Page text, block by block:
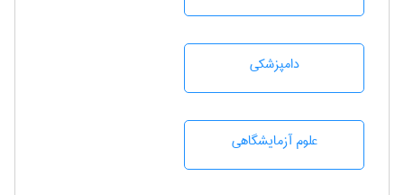
دامپزشكی
علوم آزمايشگاهی